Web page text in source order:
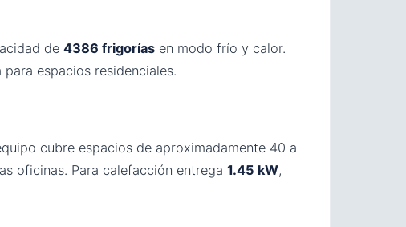
de 4386 frigorías en modo frío y calor.
espacios residenciales.
cubre espacios de aproximadamente 40 a
oficinas. Para calefacción entrega 1.45 kW,